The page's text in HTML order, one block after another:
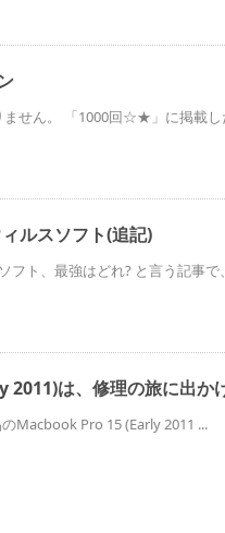
ません。 「1000回☆★」に掲載し
ルスソフト(追記)
フト、最強はどれ? と言う記事で
は、修理の旅に出か
Macbook Pro 15 (Early 2011 ...